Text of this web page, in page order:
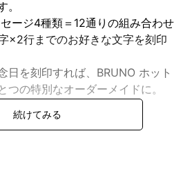
ージ4種類＝12通りの組み合わせ
×2行までのお好きな文字を刻印
日を刻印すれば、BRUNO ホット
つの特別なオーダーメイドに。
やテキストはご注文内手続き画面
は予告なく変更になる場合がご